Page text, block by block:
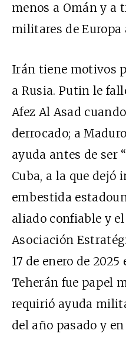
menos a Omán y a
militares de Europa
Irán tiene motivos
a Rusia. Putin le
Afez Al Asad
derrocado; a
ayuda antes de ser
Cuba, a la que dejó
embestida
aliado confiable y
Asociación
17 de enero de
Teherán fue papel
requirió ayuda
del año pasado y